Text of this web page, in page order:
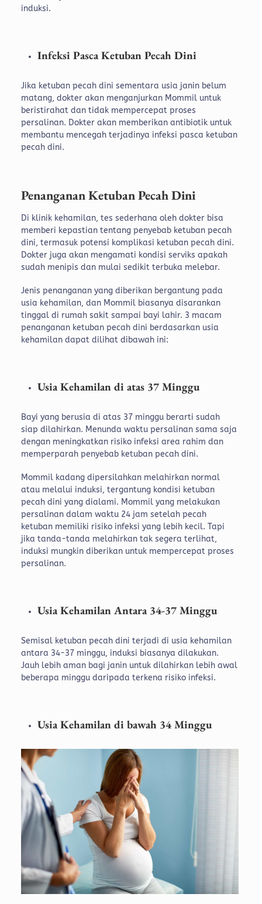
induksi.
Infeksi Pasca Ketuban Pecah Dini
Jika ketuban pecah dini sementara usia janin belum
matang, dokter akan menganjurkan Mommil untuk
beristirahat dan tidak mempercepat proses
persalinan. Dokter akan memberikan antibiotik untuk
membantu mencegah terjadinya infeksi pasca ketuban
pecah dini.
Penanganan Ketuban Pecah Dini
Di klinik kehamilan, tes sederhana oleh dokter bisa
memberi kepastian tentang penyebab ketuban pecah
dini, termasuk potensi komplikasi ketuban pecah dini.
Dokter juga akan mengamati kondisi serviks apakah
sudah menipis dan mulai sedikit terbuka melebar.
Jenis penanganan yang diberikan bergantung pada
usia kehamilan, dan Mommil biasanya disarankan
tinggal di rumah sakit sampai bayi lahir. 3 macam
penanganan ketuban pecah dini berdasarkan usia
kehamilan dapat dilihat dibawah ini:
Usia Kehamilan di atas 37 Minggu
Bayi yang berusia di atas 37 minggu berarti sudah
siap dilahirkan. Menunda waktu persalinan sama saja
dengan meningkatkan risiko infeksi area rahim dan
memperparah penyebab ketuban pecah dini.
Mommil kadang dipersilahkan melahirkan normal
atau melalui induksi, tergantung kondisi ketuban
pecah dini yang dialami. Mommil yang melakukan
persalinan dalam waktu 24 jam setelah pecah
ketuban memiliki risiko infeksi yang lebih kecil. Tapi
jika tanda-tanda melahirkan tak segera terlihat,
induksi mungkin diberikan untuk mempercepat proses
persalinan.
Usia Kehamilan Antara 34-37 Minggu
Semisal ketuban pecah dini terjadi di usia kehamilan
antara 34-37 minggu, induksi biasanya dilakukan.
Jauh lebih aman bagi janin untuk dilahirkan lebih awal
beberapa minggu daripada terkena risiko infeksi.
Usia Kehamilan di bawah 34 Minggu